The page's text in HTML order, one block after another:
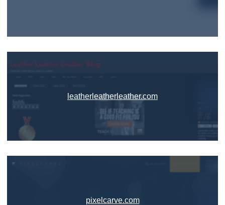
leatherleatherleather.com
pixelcarve.com